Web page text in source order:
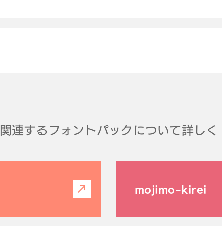
関連するフォントパックについて詳しく
mojimo-kirei